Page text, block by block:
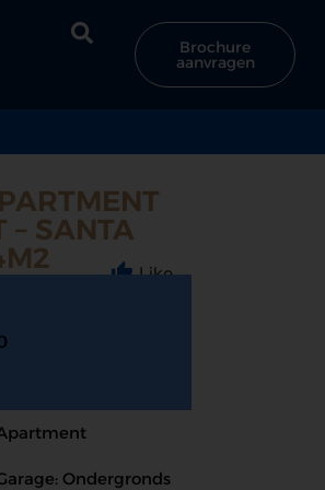
Brochure
aanvragen
– SANTA
Like
Ondergronds